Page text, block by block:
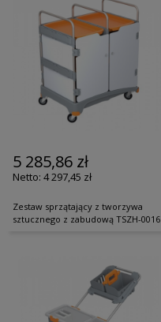
5 285,86 zł
4 297,45 zł
Zestaw sprzątający z tworzywa
sztucznego z zabudową TSZH-0016